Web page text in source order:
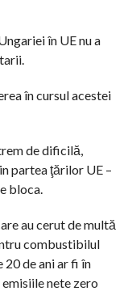
în UE nu a
în cursul acestei
de dificilă,
partea ţărilor UE –
bloca.
au cerut de multă
combustibilul
20 de ani ar fi în
nete zero